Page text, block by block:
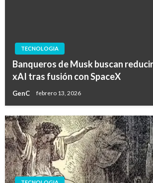
TECNOLOGIA
Banqueros de Musk buscan
xAI tras fusión con SpaceX
GenC febrero 13, 2026